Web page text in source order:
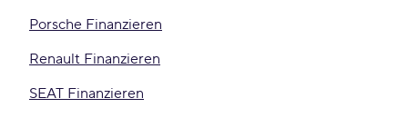
Porsche Finanzieren
Renault Finanzieren
SEAT Finanzieren